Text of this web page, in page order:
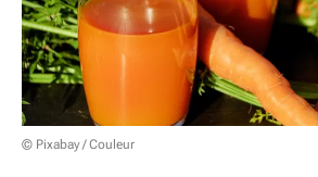
© Pixabay / Couleur